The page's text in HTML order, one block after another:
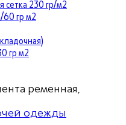
сетка 230 гр/м2
60 гр м2
гр м2
ременная,
одежды